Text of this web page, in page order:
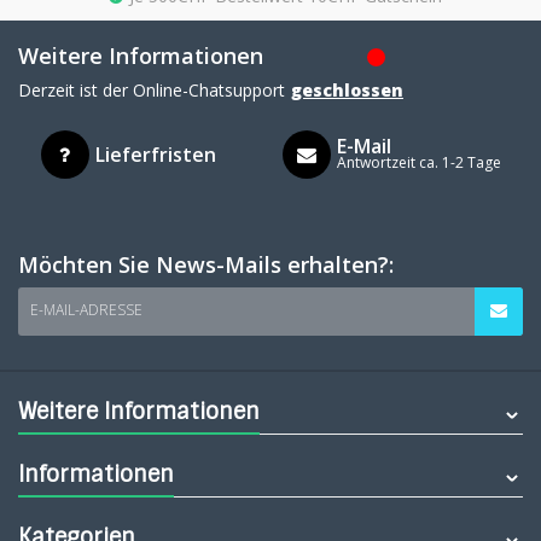
Weitere Informationen
Derzeit ist der Online-Chatsupport geschlossen
Lieferfristen E-Mail
Antwortzeit ca. 1-2 Tage
Möchten Sie News-Mails erhalten?:
E-MAIL-ADRESSE
Weitere Informationen
Informationen